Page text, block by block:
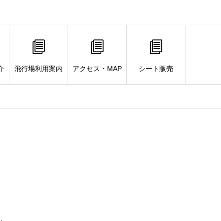
飛行場利用案内 アクセス・MAP シート販売